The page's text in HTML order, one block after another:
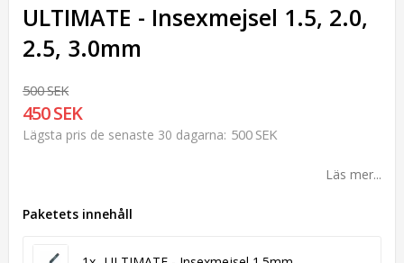
ULTIMATE - Insexmejsel 1.5, 2.0,
2.5, 3.0mm
500 SEK
450 SEK
Lägsta pris de senaste 30 dagarna 500 SEK
Läs mer...
Paketets innehåll